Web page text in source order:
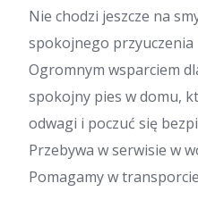
Nie chodzi jeszcze na
spokojnego przyuczenia
Ogromnym wsparciem
spokojny pies w domu,
odwagi i poczuć się
Przebywa w serwisie w
Pomagamy w